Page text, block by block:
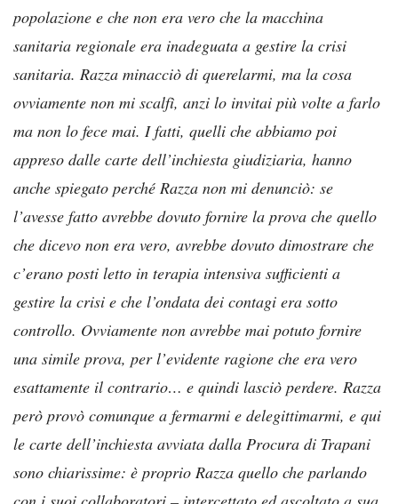
popolazione e che non era vero che la macchina
sanitaria regionale era inadeguata a gestire la crisi
sanitaria. Razza minacciò di querelarmi, ma la cosa
ovviamente non mi scalfì, anzi lo invitai più volte a farlo
ma non lo fece mai. I fatti, quelli che abbiamo poi
appreso dalle carte dell’inchiesta giudiziaria, hanno
anche spiegato perché Razza non mi denunciò: se
l’avesse fatto avrebbe dovuto fornire la prova che quello
che dicevo non era vero, avrebbe dovuto dimostrare che
c’erano posti letto in terapia intensiva sufficienti a
gestire la crisi e che l’ondata dei contagi era sotto
controllo. Ovviamente non avrebbe mai potuto fornire
una simile prova, per l’evidente ragione che era vero
esattamente il contrario… e quindi lasciò perdere. Razza
però provò comunque a fermarmi e delegittimarmi, e qui
le carte dell’inchiesta avviata dalla Procura di Trapani
sono chiarissime: è proprio Razza quello che parlando